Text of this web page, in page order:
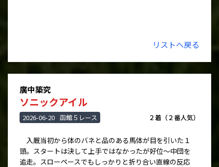
リストへ戻る
廣中築究
ソニックアイル
2026-06-20 函館５レース ２着（２番人気）
入厩当初から体のバネと品のある馬体が目を引いた１
頭。スタートは決して上手ではなかったが好位～中団を
追走。スローペースでもしっかりと折り合い直線の反応